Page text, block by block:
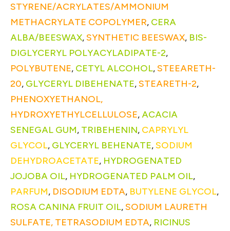
STYRENE/ACRYLATES/AMMONIUM
METHACRYLATE COPOLYMER, CERA
ALBA/BEESWAX,SYNTHETIC BEESWAX, BIS-
DIGLYCERYL POLYACYLADIPATE-2,
POLYBUTENE, CETYL ALCOHOL,STEEARETH-
20, GLYCERYL DIBEHENATE,STEARETH-2,
PHENOXYETHANOL,
HYDROXYETHYLCELLULOSE,ACACIA
SENEGAL GUM, TRIBEHENIN, CAPRYLYL
GLYCOL, GLYCERYL BEHENATE,SODIUM
DEHYDROACETATE, HYDROGENATED
JOJOBA OIL, HYDROGENATED PALM OIL,
PARFUM, DISODIUM EDTA, BUTYLENE GLYCOL,
ROSA CANINA FRUIT OIL,SODIUM LAURETH
SULFATE, TETRASODIUM EDTA, RICINUS